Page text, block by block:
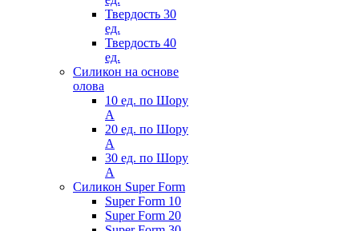
Твердость 30
ед.
Твердость 40
ед.
Силикон на основе
олова
10 ед. по Шору
А
20 ед. по Шору
А
30 ед. по Шору
А
Силикон Super Form
Super Form 10
Super Form 20